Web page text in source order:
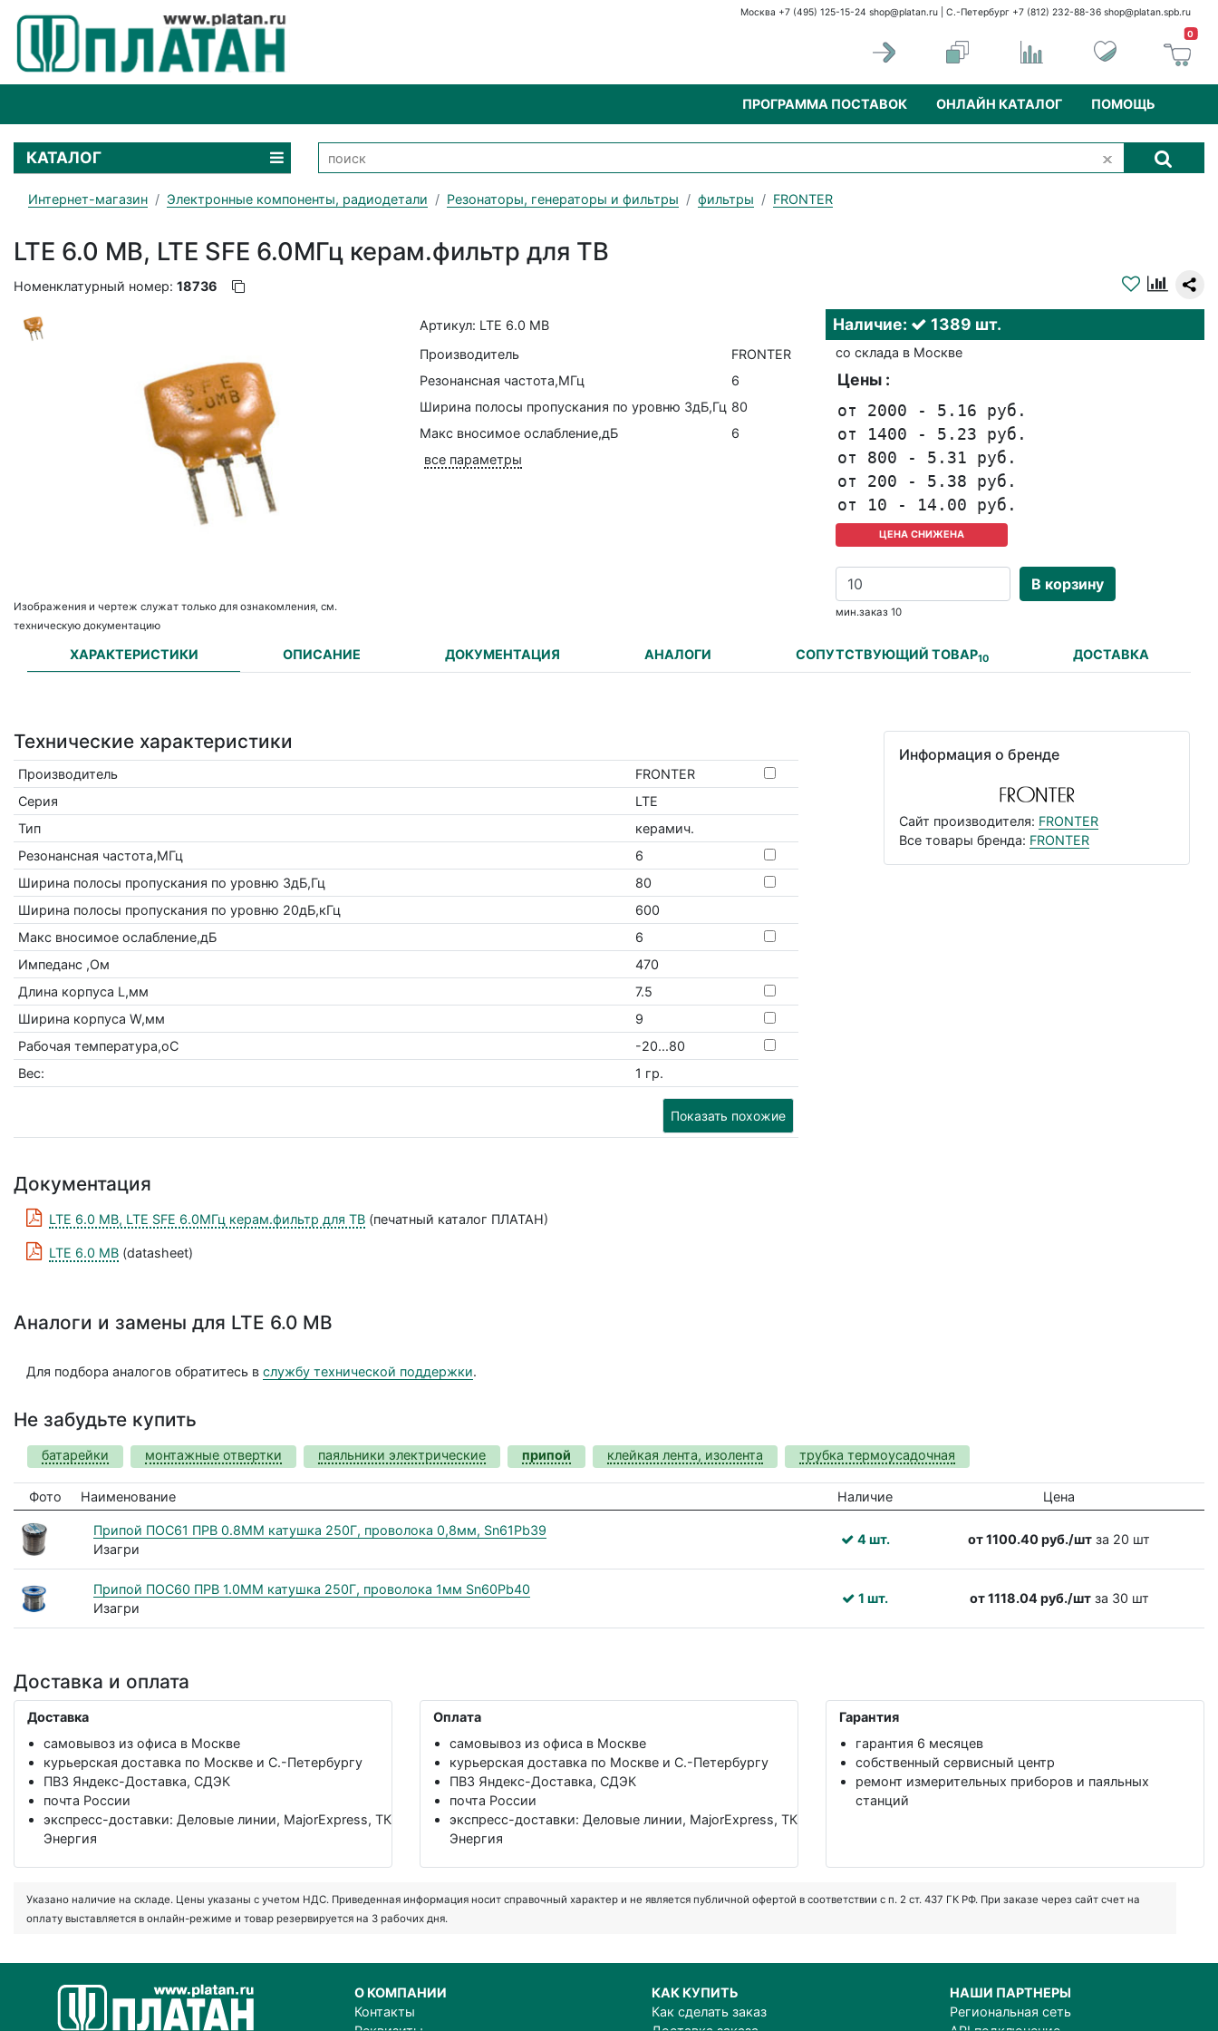
Москва +7 (495) 125-15-24 shop@platan.ru | С.-Петербург +7 (812) 232-88-36 shop@platan.spb.ru
0
ПРОГРАММА ПОСТАВОК ОНЛАЙН КАТАЛОГ ПОМОЩЬ
КАТАЛОГ
Интернет-магазин Электронные компоненты, радиодетали Резонаторы, генераторы и фильтры фильтры FRONTER
LTE 6.0 MB, LTE SFE 6.0МГц керам.фильтр для ТВ
Номенклатурный номер: 18736
Изображения и чертеж служат только для ознакомления, см.
техническую документацию
Артикул: LTE 6.0 MB
Производитель
FRONTER
Резонансная частота,МГц
6
Ширина полосы пропускания по уровню 3дБ,Гц 80
Макс вносимое ослабление,дБ
6
все параметры
Наличие: 1389 шт.
со склада в Москве
Цены :
от 2000 - 5.16 руб.
от 1400 - 5.23 руб.
от 800 - 5.31 руб.
от 200 - 5.38 руб.
от 10 - 14.00 руб.
ЦЕНА СНИЖЕНА
В корзину
мин.заказ 10
ХАРАКТЕРИСТИКИ ОПИСАНИЕ ДОКУМЕНТАЦИЯ АНАЛОГИ СОПУТСТВУЮЩИЙ ТОВАР10 ДОСТАВКА
Технические характеристики
Производитель
FRONTER
Серия
LTE
Тип
керамич.
Резонансная частота,МГц
6
Ширина полосы пропускания по уровню 3дБ,Гц
80
Ширина полосы пропускания по уровню 20дБ,кГц
600
Макс вносимое ослабление,дБ
6
Импеданс ,Ом
470
Длина корпуса L,мм
7.5
Ширина корпуса W,мм
9
Рабочая температура,оС
-20...80
Вес:
1 гр.
Показать похожие
Информация о бренде
Сайт производителя: FRONTER
Все товары бренда: FRONTER
Документация
LTE 6.0 MB, LTE SFE 6.0МГц керам.фильтр для ТВ (печатный каталог ПЛАТАН)
LTE 6.0 MB (datasheet)
Аналоги и замены для LTE 6.0 MB
Для подбора аналогов обратитесь вслужбу технической поддержки.
Не забудьте купить
батарейки монтажные отвертки паяльники электрические припой клейкая лента, изолента трубка термоусадочная
Фото Наименование Наличие Цена
Припой ПОС61 ПРВ 0.8ММ катушка 250Г, проволока 0,8мм, Sn61Pb39
Изагри
4 шт. от 1100.40 руб./шт за 20 шт
Припой ПОС60 ПРВ 1.0ММ катушка 250Г, проволока 1мм Sn60Pb40
Изагри
1 шт. от 1118.04 руб./штза 30 шт
Доставка и оплата
Доставка
самовывоз из офиса в Москве
курьерская доставка по Москве и С.-Петербургу
ПВЗ Яндекс-Доставка, СДЭК
почта России
экспресс-доставки: Деловые линии, MajorExpress, ТК
Энергия
Оплата
самовывоз из офиса в Москве
курьерская доставка по Москве и С.-Петербургу
ПВЗ Яндекс-Доставка, СДЭК
почта России
экспресс-доставки: Деловые линии, MajorExpress, ТК
Энергия
Гарантия
гарантия 6 месяцев
собственный сервисный центр
ремонт измерительных приборов и паяльных
станций
Указано наличие на складе. Цены указаны с учетом НДС. Приведенная информация носит справочный характер и не является публичной офертой в соответствии с п. 2 ст. 437 ГК РФ. При заказе через сайт счет на
оплату выставляется в онлайн-режиме и товар резервируется на 3 рабочих дня.
О КОМПАНИИ
Контакты
КАК КУПИТЬ
Как сделать заказ
НАШИ ПАРТНЕРЫ
Региональная сеть